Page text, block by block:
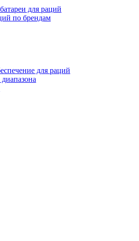
для раций
по брендам
для раций